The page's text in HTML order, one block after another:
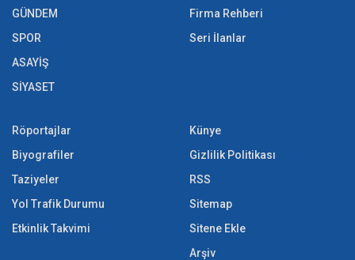
GÜNDEM
SPOR
ASAYİŞ
SİYASET
Firma Rehberi
Seri İlanlar
Röportajlar
Biyografiler
Taziyeler
Yol Trafik Durumu
Etkinlik Takvimi
Künye
Gizlilik Politikası
RSS
Sitemap
Sitene Ekle
Arşiv